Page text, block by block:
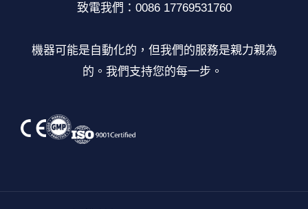
致電我們：0086 17769531760
機器可能是自動化的，但我們的服務是親力親為
的。我們支持您的每一步。